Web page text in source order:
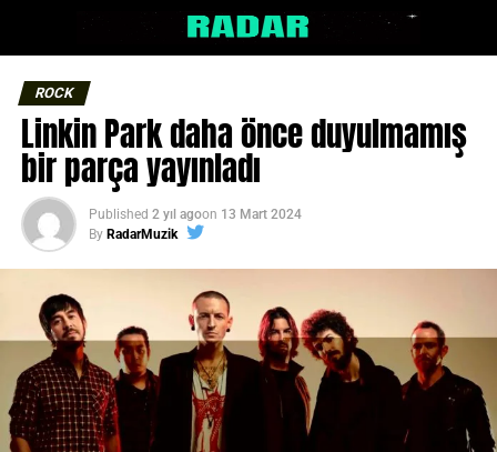
ROCK
Linkin Park daha önce duyulmamış
bir parça yayınladı
Published 2 yıl agoon 13 Mart 2024
By RadarMuzik